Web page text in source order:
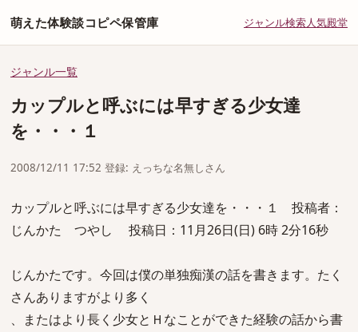
萌えた体験談コピペ保管庫 ジャンル検索人気殿堂
ジャンル一覧
カップルと呼ぶには早すぎる少女達
を・・・１
2008/12/11 17:52 登録: えっちな名無しさん
カップルと呼ぶには早すぎる少女達を・・・１ 投稿者：
じんかた つやし 投稿日：11月26日(日) 6時 2分16秒
じんかたです。今回は僕の単独痴漢の話を書きます。たく
さんありますがより多く
、またはより長く少女とＨなことができた経験の話から書